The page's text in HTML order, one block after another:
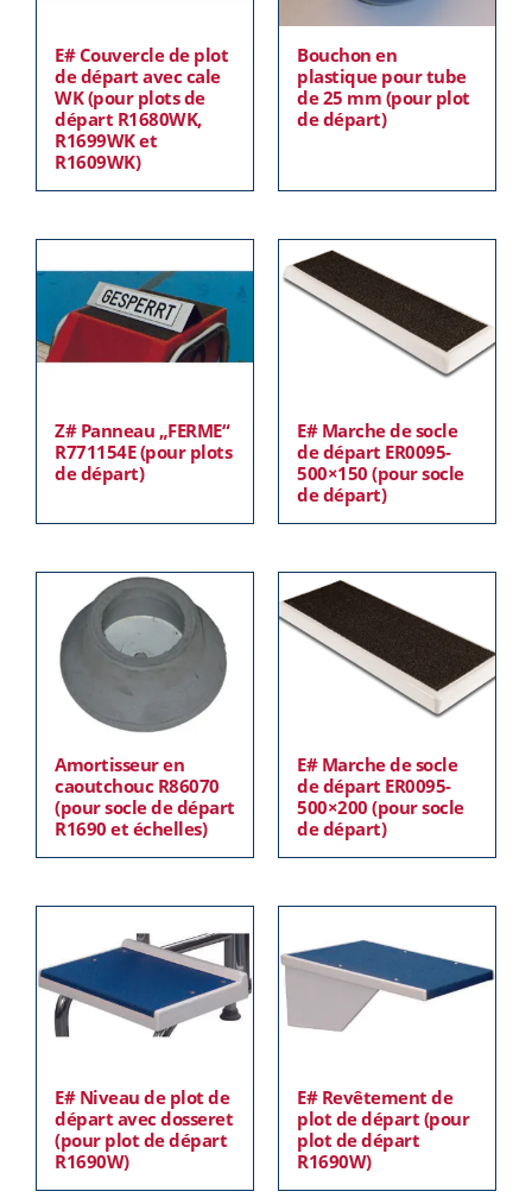
E# Couvercle de plot
de départ avec cale
WK (pour plots de
départ R1680WK,
R1699WK et
R1609WK)
Bouchon en
plastique pour tube
de 25 mm (pour plot
de départ)
Z# Panneau „FERME“
R771154E (pour plots
de départ)
E# Marche de socle
de départ ER0095-
500×150 (pour socle
de départ)
Amortisseur en
caoutchouc R86070
(pour socle de départ
R1690 et échelles)
E# Marche de socle
de départ ER0095-
500×200 (pour socle
de départ)
E# Niveau de plot de
départ avec dosseret
(pour plot de départ
R1690W)
E# Revêtement de
plot de départ (pour
plot de départ
R1690W)